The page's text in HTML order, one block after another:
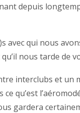
depuis
avec qui nous
nous tarde de
interclubs et
qu’est
gardera